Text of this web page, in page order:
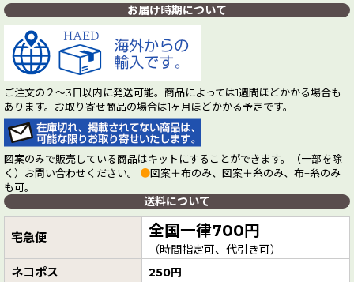
お届け時期について
ご注文の２～3日以内に発送可能。商品によっては1週間ほどかかる場合も
あります。お取り寄せ商品の場合は1ヶ月ほどかかる予定です。
図案のみで販売している商品はキットにすることができます。（一部を除
く）お問い合わせください。 ●図案＋布のみ、図案＋糸のみ、布+糸のみ
も可。
送料について
宅急便 全国一律700円
（時間指定可、代引き可）
ネコポス 250円